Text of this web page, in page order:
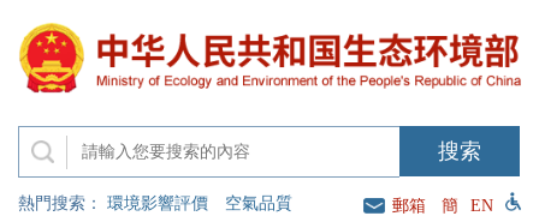
熱門搜索： 環境影響評價 空氣品質 郵箱 簡 EN